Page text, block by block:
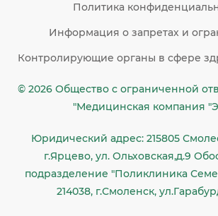
Политика
Информация о запретах и
Контролирующие органы в сфере
© 2026 Общество c ограниченной
"Медицинская компания
Юридический адрес: 215805
г.Ярцево, ул. Ольховская,д.9
подразделение "Поликлиника
214038, г.Смоленск,